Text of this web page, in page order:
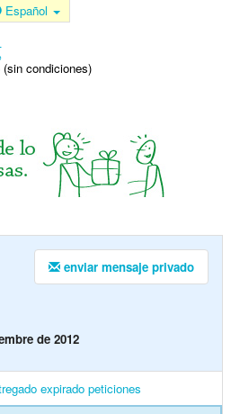
Español
condiciones)
enviar mensaje privado
de 2012
expirado peticiones